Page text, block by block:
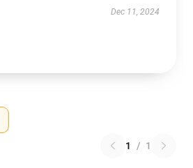
Dec 11, 2024
1 / 1